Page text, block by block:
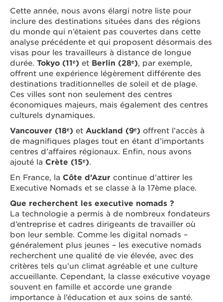
Cette année, nous avons élargi notre liste pour
inclure des destinations situées dans des régions
du monde qui n’étaient pas couvertes dans cette
analyse précédente et qui proposent désormais des
visas pour les travailleurs à distance de longue
durée. Tokyo (11ᵉ) et Berlin (28ᵉ), par exemple,
offrent une expérience légèrement différente des
destinations traditionnelles de soleil et de plage.
Ces villes sont non seulement des centres
économiques majeurs, mais également des centres
culturels dynamiques.
Vancouver (18ᵉ) et Auckland (9ᵉ) offrent l’accès à
de magnifiques plages tout en étant d’importants
centres d’affaires régionaux. Enfin, nous avons
ajouté la Crète (15ᵉ).
En France, la Côte d’Azur continue d’attirer les
Executive Nomads et se classe à la 17ème place.
Que recherchent les executive nomads ?
La technologie a permis à de nombreux fondateurs
d’entreprise et cadres dirigeants de travailler où
bon leur semble. Comme les digital nomads –
généralement plus jeunes – les executive nomads
recherchent une qualité de vie élevée, avec des
critères tels qu’un climat agréable et une culture
accueillante. Cependant, la classe exécutive voyage
souvent en famille et accorde une grande
importance à l’éducation et aux soins de santé.